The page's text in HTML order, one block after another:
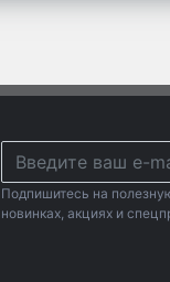
Подпишитесь на
новинках, акциях и